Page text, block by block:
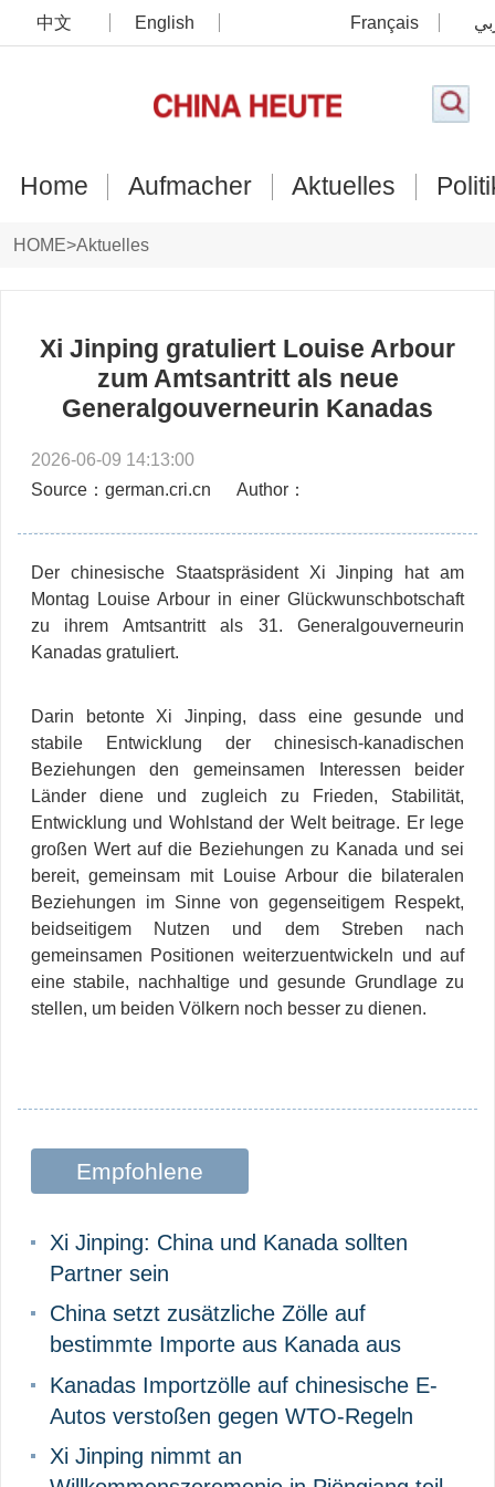
中文 English Français
Home Aufmacher Aktuelles
HOME>Aktuelles
Xi Jinping gratuliert Louise Arbour
zum Amtsantritt als neue
Generalgouverneurin Kanadas
2026-06-09 14:13:00
Source：german.cri.cn
Author：
Der chinesische Staatspräsident Xi Jinping hat am
Montag Louise Arbour in einer Glückwunschbotschaft
zu ihrem Amtsantritt als 31. Generalgouverneurin
Kanadas gratuliert.
Darin betonte Xi Jinping, dass eine gesunde und
stabile Entwicklung der chinesisch-kanadischen
Beziehungen den gemeinsamen Interessen beider
Länder diene und zugleich zu Frieden, Stabilität,
Entwicklung und Wohlstand der Welt beitrage. Er lege
großen Wert auf die Beziehungen zu Kanada und sei
bereit, gemeinsam mit Louise Arbour die bilateralen
Beziehungen im Sinne von gegenseitigem Respekt,
beidseitigem Nutzen und dem Streben nach
gemeinsamen Positionen weiterzuentwickeln und auf
eine stabile, nachhaltige und gesunde Grundlage zu
stellen, um beiden Völkern noch besser zu dienen.
Empfohlene
Xi Jinping: China und Kanada sollten
Partner sein
China setzt zusätzliche Zölle auf
bestimmte Importe aus Kanada aus
Kanadas Importzölle auf chinesische E-
Autos verstoßen gegen WTO-Regeln
Xi Jinping nimmt an